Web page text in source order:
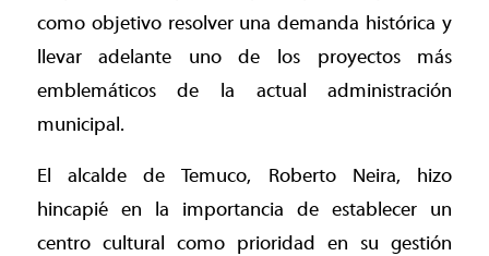
como objetivo resolver una demanda histórica y
llevar adelante uno de los proyectos más
emblemáticos de la actual administración
municipal.
El alcalde de Temuco, Roberto Neira, hizo
hincapié en la importancia de establecer un
centro cultural como prioridad en su gestión